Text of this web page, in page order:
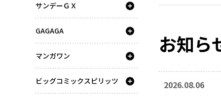
サンデーＧＸ
GAGAGA
マンガワン
ビッグコミックスピリッツ
お知ら
2026.08.06